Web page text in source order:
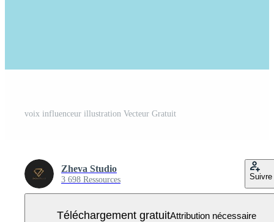
voix influenceur illustration Vecteur Gratuit
Zheva Studio
3 698 Ressources Suivre
Téléchargement gratuitAttribution nécessaire